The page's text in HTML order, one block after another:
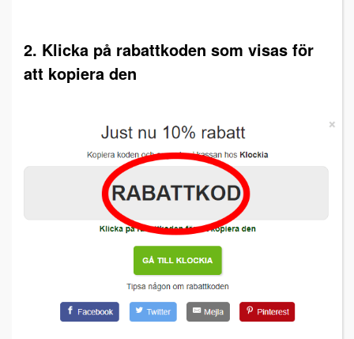
2. Klicka på rabattkoden som visas för
att kopiera den